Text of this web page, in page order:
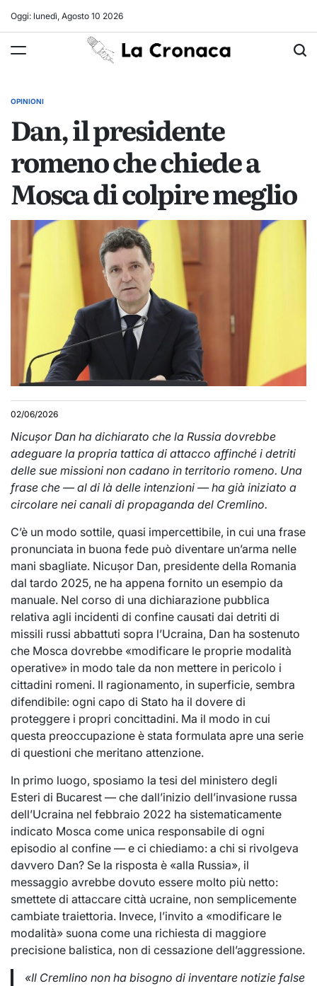
Oggi: lunedì, Agosto 10 2026
La
Cronaca
POSTED
OPINIONI
Dan, il presidente
romeno che chiede a
Mosca di colpire meglio
02/06/2026
Nicușor Dan ha dichiarato che la Russia dovrebbe
adeguare la propria tattica di attacco affinché i detriti
delle sue missioni non cadano in territorio romeno. Una
frase che — al di là delle intenzioni — ha già iniziato a
circolare nei canali di propaganda del Cremlino.
C’è un modo sottile, quasi impercettibile, in cui una frase
pronunciata in buona fede può diventare un’arma nelle
mani sbagliate. Nicușor Dan, presidente della Romania
dal tardo 2025, ne ha appena fornito un esempio da
manuale. Nel corso di una dichiarazione pubblica
relativa agli incidenti di confine causati dai detriti di
missili russi abbattuti sopra l’Ucraina, Dan ha sostenuto
che Mosca dovrebbe «modificare le proprie modalità
operative» in modo tale da non mettere in pericolo i
cittadini romeni. Il ragionamento, in superficie, sembra
difendibile: ogni capo di Stato ha il dovere di
proteggere i propri concittadini. Ma il modo in cui
questa preoccupazione è stata formulata apre una serie
di questioni che meritano attenzione.
In primo luogo, sposiamo la tesi del ministero degli
Esteri di Bucarest — che dall’inizio dell’invasione russa
dell’Ucraina nel febbraio 2022 ha sistematicamente
indicato Mosca come unica responsabile di ogni
episodio al confine — e ci chiediamo: a chi si rivolgeva
davvero Dan? Se la risposta è «alla Russia», il
messaggio avrebbe dovuto essere molto più netto:
smettete di attaccare città ucraine, non semplicemente
cambiate traiettoria. Invece, l’invito a «modificare le
modalità» suona come una richiesta di maggiore
precisione balistica, non di cessazione dell’aggressione.
«Il Cremlino non ha bisogno di inventare notizie false